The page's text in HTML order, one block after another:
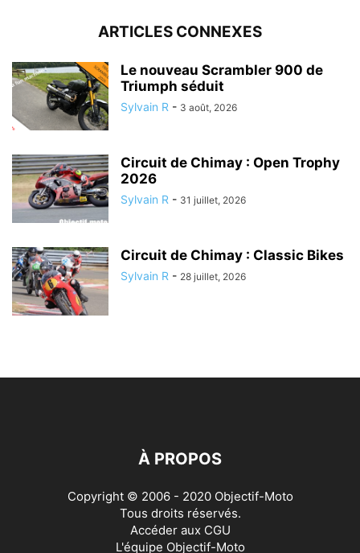
ARTICLES CONNEXES
Le nouveau Scrambler 900 de
Triumph séduit
Sylvain R - 3 août, 2026
Circuit de Chimay : Open Trophy
2026
Sylvain R - 31 juillet, 2026
Circuit de Chimay : Classic Bikes
Sylvain R - 28 juillet, 2026
À PROPOS
Copyright © 2006 - 2020 Objectif-Moto
Tous droits réservés.
Accéder aux CGU
L'équipe Objectif-Moto